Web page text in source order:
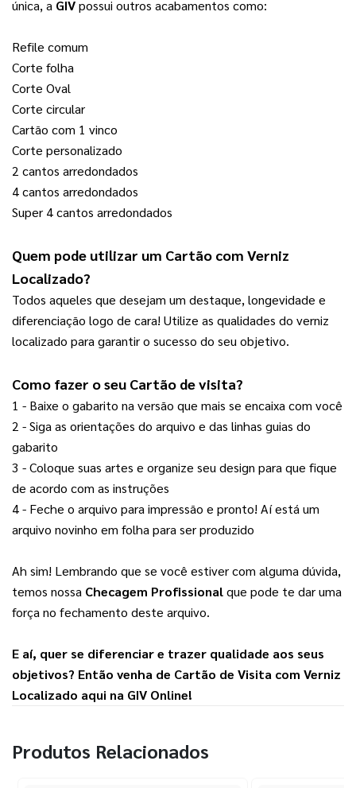
única, a GIV possui outros acabamentos como:
Refile comum
Corte folha
Corte Oval
Corte circular
Cartão com 1 vinco
Corte personalizado
2 cantos arredondados
4 cantos arredondados
Super 4 cantos arredondados
Quem pode utilizar um Cartão com Verniz
Localizado?
Todos aqueles que desejam um destaque, longevidade e
diferenciação logo de cara! Utilize as qualidades do verniz
localizado para garantir o sucesso do seu objetivo.
Como fazer o seu Cartão de visita?
1 - Baixe o gabarito na versão que mais se encaixa com você
2 - Siga as orientações do arquivo e das linhas guias do
gabarito
3 - Coloque suas artes e organize seu design para que fique
de acordo com as instruções
4 - Feche o arquivo para impressão e pronto! Aí está um
arquivo novinho em folha para ser produzido
Ah sim! Lembrando que se você estiver com alguma dúvida,
temos nossa Checagem Profissional que pode te dar uma
força no fechamento deste arquivo.
E aí, quer se diferenciar e trazer qualidade aos seus
objetivos? Então venha de Cartão de Visita com Verniz
Localizado aqui na GIV Online!
Produtos Relacionados